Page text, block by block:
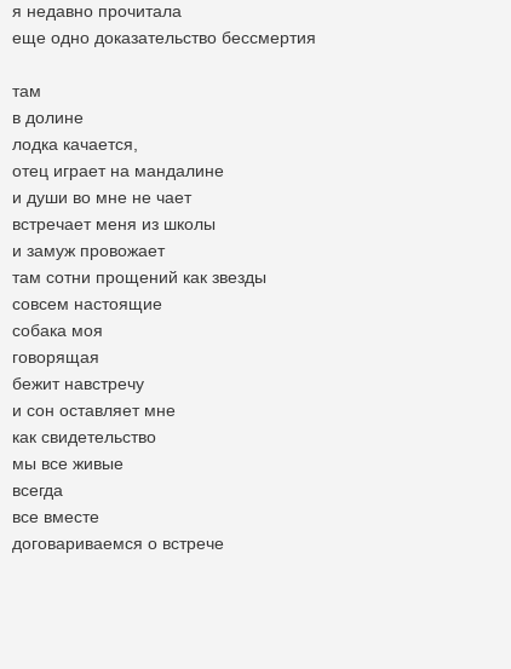
я недавно прочитала
еще одно доказательство бессмертия
там
в долине
лодка качается,
отец играет на мандалине
и души во мне не чает
встречает меня из школы
и замуж провожает
там сотни прощений как звезды
совсем настоящие
собака моя
говорящая
бежит навстречу
и сон оставляет мне
как свидетельство
мы все живые
всегда
все вместе
договариваемся о встрече